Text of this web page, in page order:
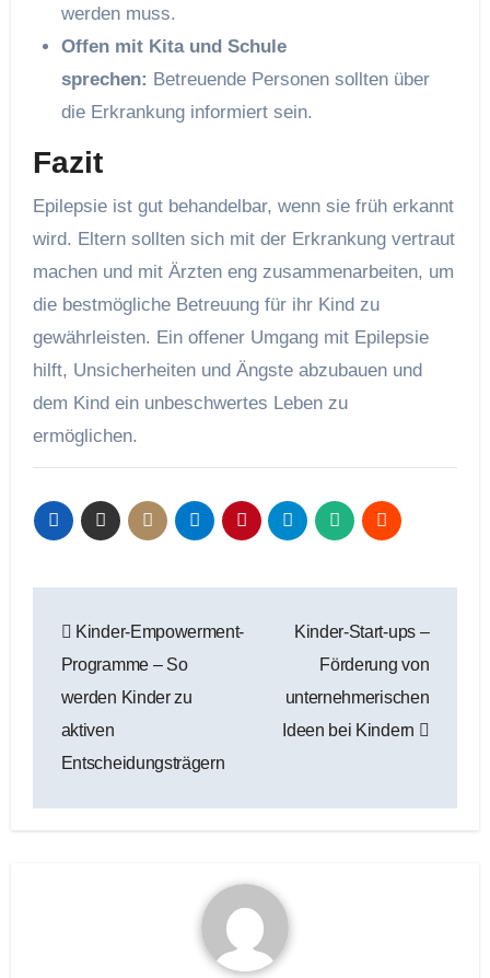
werden muss.
Offen mit Kita und Schule
sprechen: Betreuende Personen sollten über
die Erkrankung informiert sein.
Fazit
Epilepsie ist gut behandelbar, wenn sie früh erkannt
wird. Eltern sollten sich mit der Erkrankung vertraut
machen und mit Ärzten eng zusammenarbeiten, um
die bestmögliche Betreuung für ihr Kind zu
gewährleisten. Ein offener Umgang mit Epilepsie
hilft, Unsicherheiten und Ängste abzubauen und
dem Kind ein unbeschwertes Leben zu
ermöglichen.
Kinder-Empowerment-
Programme – So
werden Kinder zu
aktiven
Entscheidungsträgern
Kinder-Start-ups –
Förderung von
unternehmerischen
Ideen bei Kindern